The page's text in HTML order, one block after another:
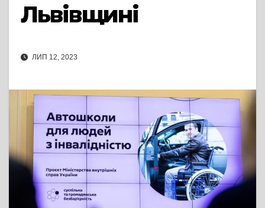
Львівщині
ЛИП 12, 2023